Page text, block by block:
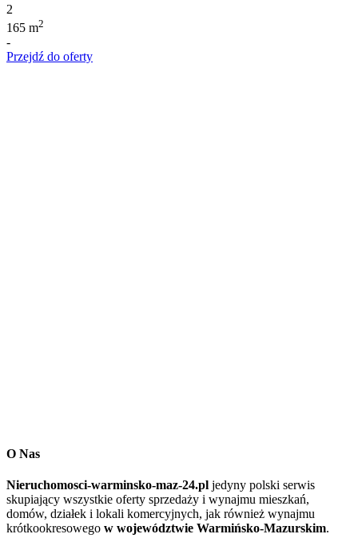
2
165 m2
-
Przejdź do oferty
O Nas
Nieruchomosci-warminsko-maz-24.pl jedyny polski serwis
skupiający wszystkie oferty sprzedaży i wynajmu mieszkań,
domów, działek i lokali komercyjnych, jak również wynajmu
krótkookresowego w województwie Warmińsko-Mazurskim.